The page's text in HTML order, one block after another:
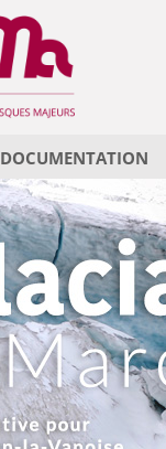
DOCUMENTATION